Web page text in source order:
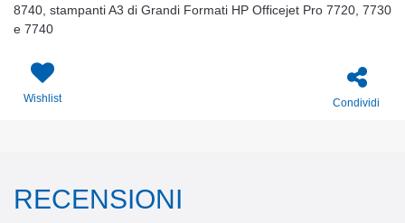
8740, stampanti A3 di Grandi Formati HP Officejet Pro 7720, 7730
e 7740
Wishlist Condividi
RECENSIONI